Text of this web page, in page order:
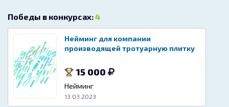
Победы в конкурсах:4
Нейминг для компании
производящей тротуарную плитку
15 000
Нейминг
13.03.2023